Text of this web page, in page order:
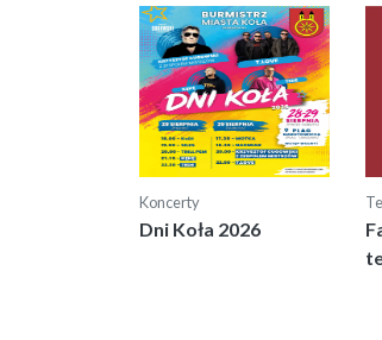
Koncerty
Dni Koła 2026